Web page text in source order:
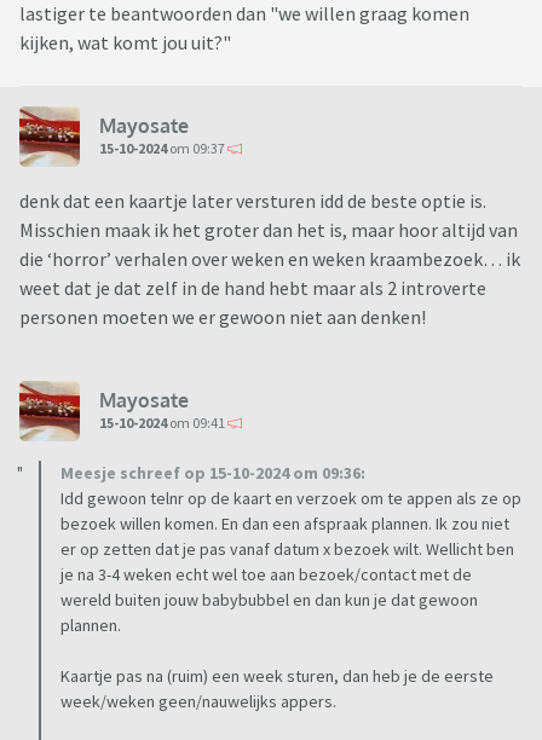
lastiger te beantwoorden dan "we willen graag komen
kijken, wat komt jou uit?"
Mayosate
15-10-2024om 09:37
denk dat een kaartje later versturen idd de beste optie is.
Misschien maak ik het groter dan het is, maar hoor altijd van
die ‘horror’ verhalen over weken en weken kraambezoek… ik
weet dat je dat zelf in de hand hebt maar als 2 introverte
personen moeten we er gewoon niet aan denken!
Mayosate
15-10-2024om 09:41
Meesje schreef op 15-10-2024 om 09:36:
Idd gewoon telnr op de kaart en verzoek om te appen als ze op
bezoek willen komen. En dan een afspraak plannen. Ik zou niet
er op zetten dat je pas vanaf datum x bezoek wilt. Wellicht ben
je na 3-4 weken echt wel toe aan bezoek/contact met de
wereld buiten jouw babybubbel en dan kun je dat gewoon
plannen.
Kaartje pas na (ruim) een week sturen, dan heb je de eerste
week/weken geen/nauwelijks appers.